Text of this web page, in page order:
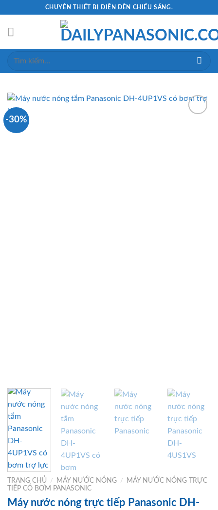
content
CHUYÊN THIẾT BỊ ĐIỆN ĐÈN CHIẾU SÁNG.
Tìm
-30%
TRANG CHỦ / MÁY NƯỚC NÓNG /
MÁY NƯỚC NÓNG TRỰC
TIẾP CÓ BƠM PANASONIC
Máy nước nóng trực tiếp Panasonic DH-